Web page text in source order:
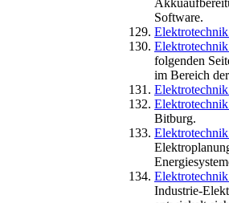
Software.
folgenden
im Bereich
Bitburg.
Industrie-